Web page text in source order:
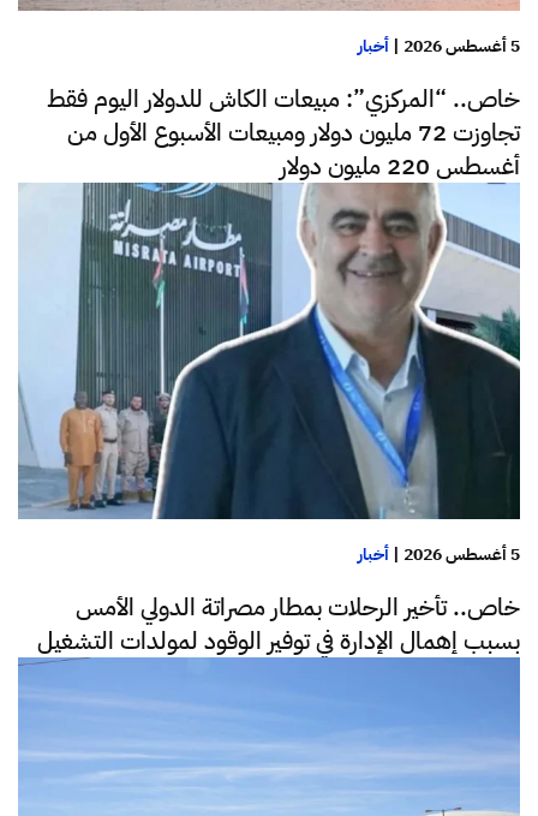
5 أغسطس 2026 | أخبار
خاص.. “المركزي”: مبيعات الكاش للدولار اليوم فقط
تجاوزت 72 مليون دولار ومبيعات الأسبوع الأول من
أغسطس 220 مليون دولار
5 أغسطس 2026 | أخبار
خاص.. تأخير الرحلات بمطار مصراتة الدولي الأمس
بسبب إهمال الإدارة في توفير الوقود لمولدات التشغيل